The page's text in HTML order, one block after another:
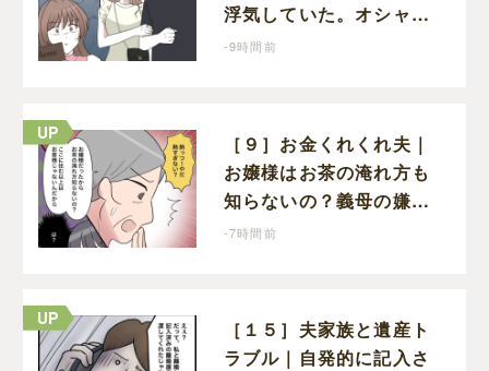
浮気していた。オシャレ
なレストランで夫の浮気
-9時間前
［９］お金くれくれ夫｜
お嬢様はお茶の淹れ方も
知らないの？義母の嫌味
に思わず怒りが込み上げ
-7時間前
［１５］夫家族と遺産ト
ラブル｜自発的に記入さ